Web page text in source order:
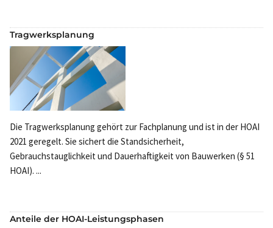
Tragwerksplanung
Die Tragwerksplanung gehört zur Fachplanung und ist in der HOAI
2021 geregelt. Sie sichert die Standsicherheit,
Gebrauchstauglichkeit und Dauerhaftigkeit von Bauwerken (§ 51
HOAI). ...
Anteile der HOAI-Leistungsphasen